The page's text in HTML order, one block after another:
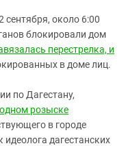
около 6:00
блокировали дом
перестрелка, и
в доме лиц.
по Дагестану,
розыске
в городе
дагестанских